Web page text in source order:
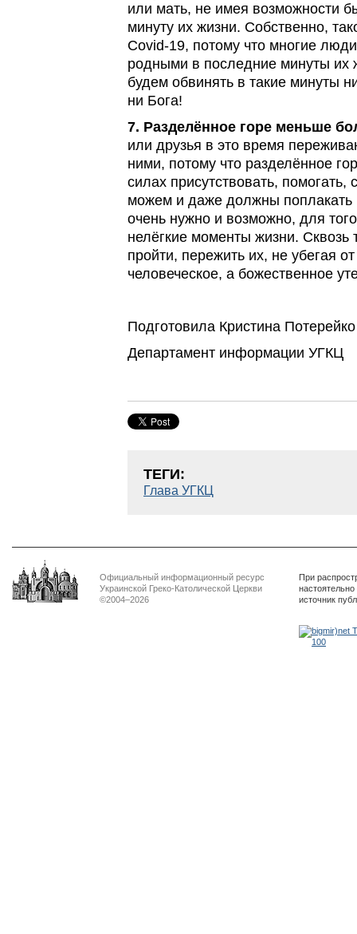
или мать, не имея возможности
минуту их жизни. Собственно,
Covid-19, потому что многие
родными в последние минуты их
будем обвинять в такие минуты
ни Бога!
7. Разделённое горе меньше
или друзья в это время
ними, потому что разделённое
силах присутствовать,
можем и даже должны поплакать
очень нужно и возможно, для
нелёгкие моменты жизни. Сквозь
пройти, пережить их, не убегая
человеческое, а божественное
Подготовила Кристина Потерейко
Департамент информации УГКЦ
ТЕГИ:
Глава УГКЦ
Официальный информационный ресурс
Украинской Греко-Католической Церкви
©2004–2026
При
источник